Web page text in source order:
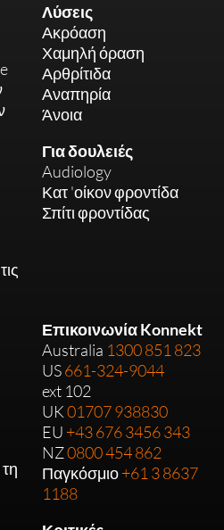
Λύσεις
Ακρόαση
Χαμηλή όραση
Αρθρίτιδα
Αναπηρία
Άνοια
Για δουλειές
Audiology
Κατ 'οίκον φροντίδα
Σπίτι φροντίδας
Επικοινωνία Konnekt
Australia 1300 851 823
US661-324-9044
ext 102
UK01707 938830
EU +43 676 3456 343
NZ0800 454 862
Παγκόσμιο+61 3 8637
1188